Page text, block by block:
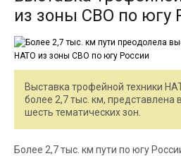
из зоны СВО по югу
Выставка трофейной техники
более 2,7 тыс. км, представлена
шесть тематических зон.
Более 2,7 тыс. км пути по югу